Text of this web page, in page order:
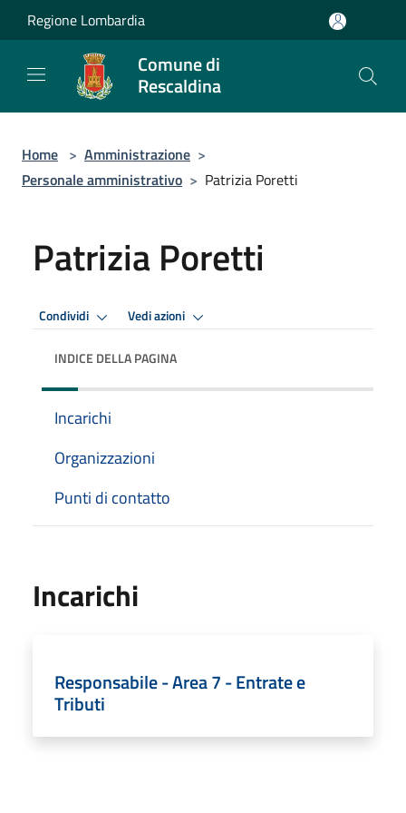
Salta al contenuto principale
Regione Lombardia
Comune di
Rescaldina
Home > Amministrazione >
Personale amministrativo > Patrizia Poretti
Patrizia Poretti
Condividi Vedi azioni
INDICE DELLA PAGINA
Incarichi
Organizzazioni
Punti di contatto
Incarichi
Responsabile - Area 7 - Entrate e
Tributi